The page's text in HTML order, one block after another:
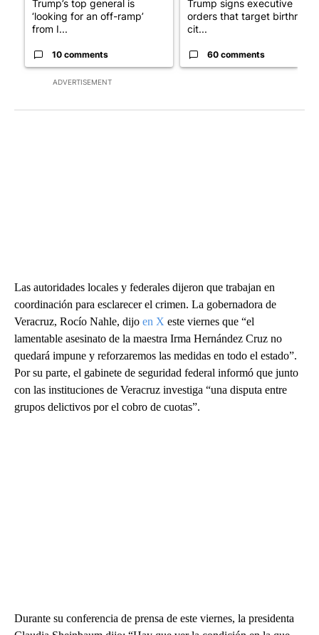
ADVERTISEMENT
Trump’s top general is
‘looking for an off-ramp’
from I...
10 comments
Trump signs executive
orders that target birthright
cit...
60 comments
Las autoridades locales y federales dijeron que trabajan en
coordinación para esclarecer el crimen. La gobernadora de
Veracruz, Rocío Nahle, dijo en X este viernes que “el
lamentable asesinato de la maestra Irma Hernández Cruz no
quedará impune y reforzaremos las medidas en todo el estado”.
Por su parte, el gabinete de seguridad federal informó que junto
con las instituciones de Veracruz investiga “una disputa entre
grupos delictivos por el cobro de cuotas”.
Durante su conferencia de prensa de este viernes, la presidenta